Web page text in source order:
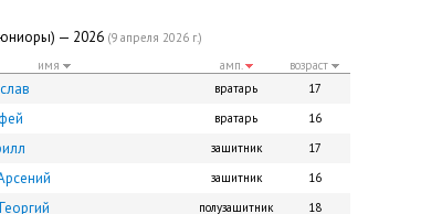
— 2026 (9 апреля 2026 г.)
имя амп. возраст
вратарь 17
вратарь 16
защитник 17
защитник 16
полузащитник 18